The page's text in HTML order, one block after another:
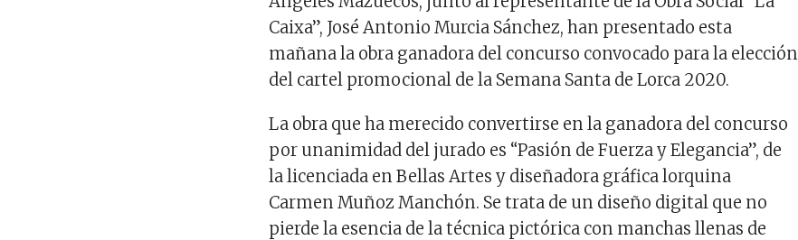
Caixa”, José Antonio Murcia Sánchez, han presentado esta
mañana la obra ganadora del concurso convocado para la elección
del cartel promocional de la Semana Santa de Lorca 2020.
La obra que ha merecido convertirse en la ganadora del concurso
por unanimidad del jurado es “Pasión de Fuerza y Elegancia”, de
la licenciada en Bellas Artes y diseñadora gráfica lorquina
Carmen Muñoz Manchón. Se trata de un diseño digital que no
pierde la esencia de la técnica pictórica con manchas llenas de